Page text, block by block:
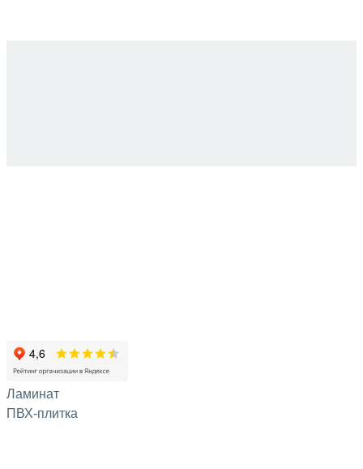
Ламинат
ПВХ-плитка